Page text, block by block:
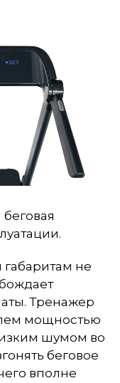
не
Тренажер
мощностью
шумом во
беговое
вполне